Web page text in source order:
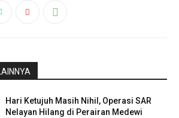
Hari Ketujuh Masih Nihil, Operasi SAR
Nelayan Hilang di Perairan Medewi